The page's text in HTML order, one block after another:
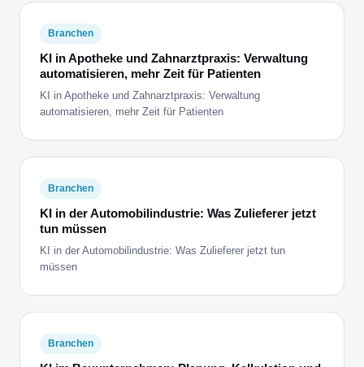
Branchen
KI in Apotheke und Zahnarztpraxis: Verwaltung
automatisieren, mehr Zeit für Patienten
KI in Apotheke und Zahnarztpraxis: Verwaltung
automatisieren, mehr Zeit für Patienten
Branchen
KI in der Automobilindustrie: Was Zulieferer jetzt
tun müssen
KI in der Automobilindustrie: Was Zulieferer jetzt tun
müssen
Branchen